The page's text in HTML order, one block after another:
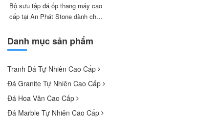
Danh mục sản phẩm
Tranh Đá Tự Nhiên Cao Cấp
Đá Granite Tự Nhiên Cao Cấp
Đá Hoa Văn Cao Cấp
Đá Marble Tự Nhiên Cao Cấp
Bộ sưu tập đá ốp thang máy cao
cấp tại An Phát Stone dành cho
văn phòng và các công trình yêu
cầu tính thẩm mỹ cao. Hình ảnh
khảo màu sắc, vân đá và phong
cách hoàn thiện phù...